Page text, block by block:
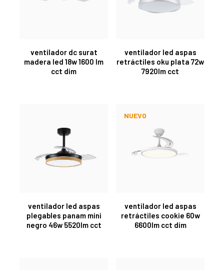
ventilador dc surat
madera led 18w 1600 lm
cct dim
ventilador led aspas
retráctiles oku plata 72w
7920lm cct
ventilador led aspas
plegables panam mini
negro 46w 5520lm cct
ventilador led aspas
retráctiles cookie 60w
6600lm cct dim
NUEVO